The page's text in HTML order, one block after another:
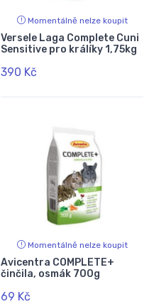
Momentálně nelze koupit
Versele Laga Complete Cuni
Sensitive pro králíky 1,75kg
390 Kč
Momentálně nelze koupit
Avicentra COMPLETE+
činčila, osmák 700g
69 Kč